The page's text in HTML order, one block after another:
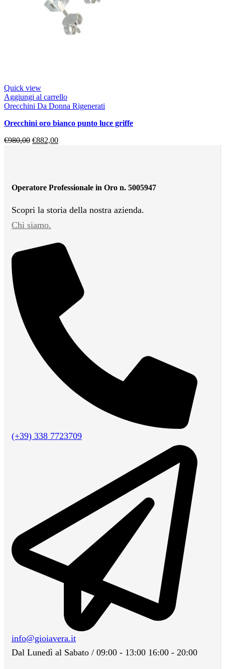
Quick view
Aggiungi al carrello
Orecchini Da Donna Rigenerati
orecchini oro bianco punto luce griffe
€980,00 €882,00
Operatore Professionale in Oro n. 5005947
Scopri la storia della nostra azienda.
Chi siamo.
(+39) 338 7723709
info@gioiavera.it
Dal Lunedì al Sabato / 09:00 - 13:00 16:00 - 20:00